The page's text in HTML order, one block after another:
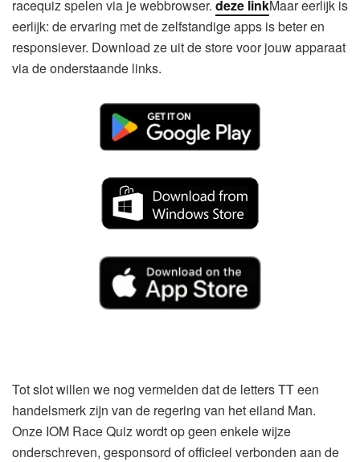
racequiz spelen via je webbrowser. deze linkMaar eerlijk is
eerlijk: de ervaring met de zelfstandige apps is beter en
responsiever. Download ze uit de store voor jouw apparaat
via de onderstaande links.
Tot slot willen we nog vermelden dat de letters TT een
handelsmerk zijn van de regering van het eiland Man.
Onze IOM Race Quiz wordt op geen enkele wijze
onderschreven, gesponsord of officieel verbonden aan de